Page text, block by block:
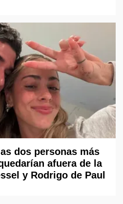
dos personas más
afuera de la
y Rodrigo de Paul